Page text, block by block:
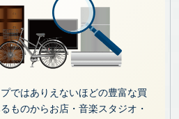
ではありえないほどの豊富な買
ものからお店・音楽スタジオ・